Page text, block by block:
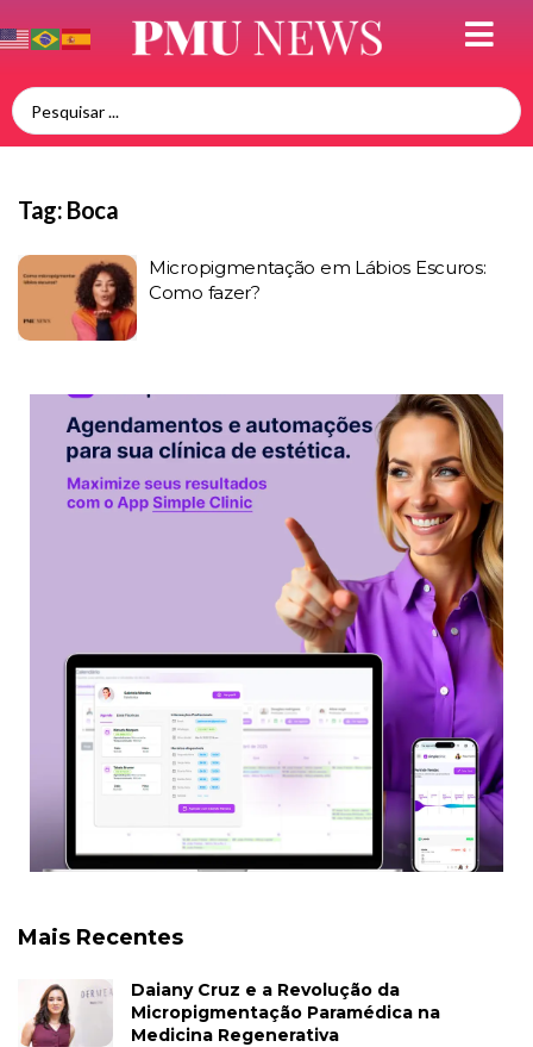
Tag: Boca
Micropigmentação em Lábios Escuros:
Como fazer?
Mais Recentes
Daiany Cruz e a Revolução da
Micropigmentação Paramédica na
Medicina Regenerativa